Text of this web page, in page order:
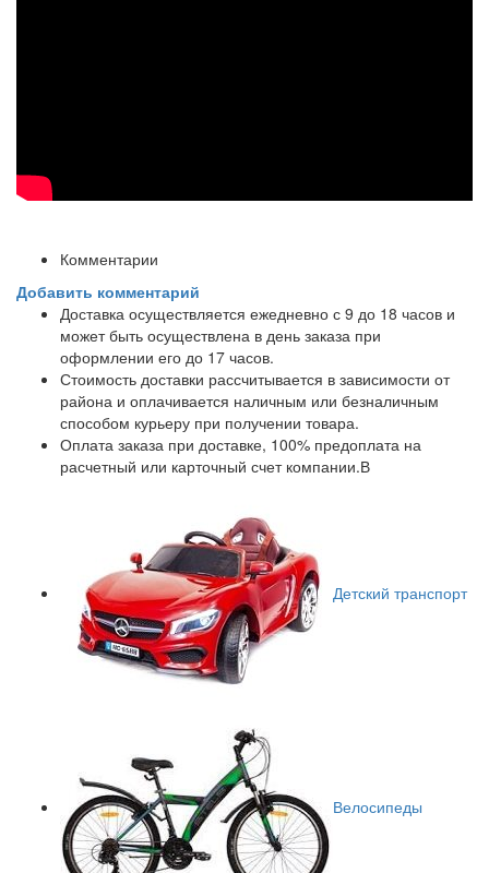
Комментарии
Добавить комментарий
Доставка осуществляется ежедневно с 9 до 18 часов и
может быть осуществлена в день заказа при
оформлении его до 17 часов.
Стоимость доставки рассчитывается в зависимости от
района и оплачивается наличным или безналичным
способом курьеру при получении товара.
Оплата заказа при доставке, 100% предоплата на
расчетный или карточный счет компании.В
Детский транспорт
Велосипеды